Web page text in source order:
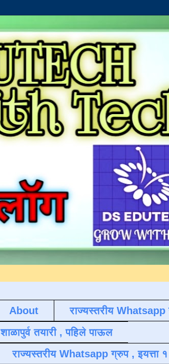
About
राज्यस्तरीय Whatsapp
शाळापुर्व तयारी , पहिले पाऊल
राज्यस्तरीय Whatsapp ग्रुप , इयत्ता